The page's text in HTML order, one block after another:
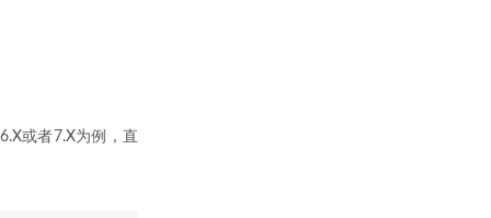
或者7.X为例，直